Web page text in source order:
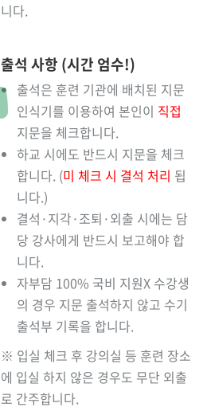
니다.
출석 사항 (시간 엄수!)
출석은 훈련 기관에 배치된 지문
인식기를 이용하여 본인이 직접
지문을 체크합니다.
하교 시에도 반드시 지문을 체크
합니다. (미 체크 시 결석 처리 됩
니다.)
결석·지각·조퇴·외출 시에는 담
당 강사에게 반드시 보고해야 합
니다.
자부담 100% 국비 지원X 수강생
의 경우 지문 출석하지 않고 수기
출석부 기록을 합니다.
※ 입실 체크 후 강의실 등 훈련 장소
에 입실 하지 않은 경우도 무단 외출
로 간주합니다.